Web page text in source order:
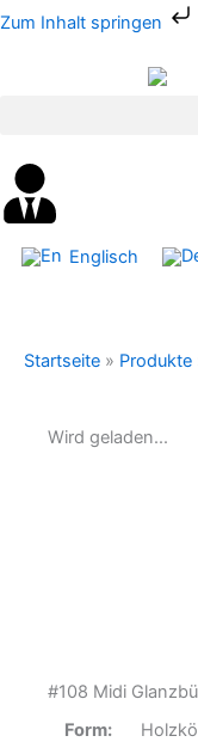
Zum Inhalt springen
Zum
Englisch
Startseite » Produkte
Wird geladen...
#108 Midi
Form: